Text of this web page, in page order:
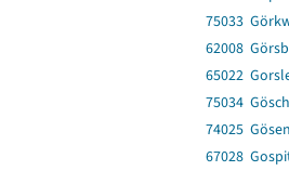
75033
62008
65022
75034
74025
67028